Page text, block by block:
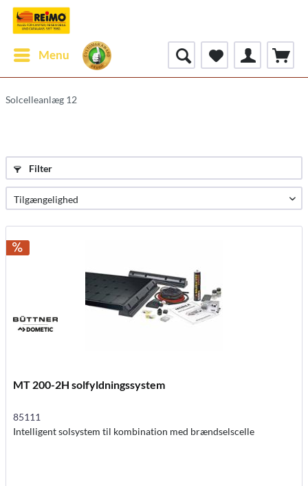
Menu
Solcelleanlæg 12
Filter
MT 200-2H solfyldningssystem
85111
Intelligent solsystem til kombination med brændselscelle